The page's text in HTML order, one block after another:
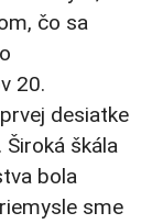
čo sa
20.
desiatke
Široká škála
bola
sme